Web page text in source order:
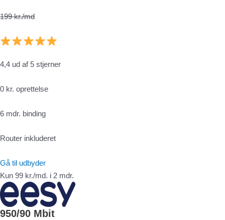
199 kr./md
4,4 ud af 5 stjerner
0 kr. oprettelse
6 mdr. binding
Router inkluderet
Gå til udbyder
Kun 99 kr./md. i 2 mdr.
950/90 Mbit